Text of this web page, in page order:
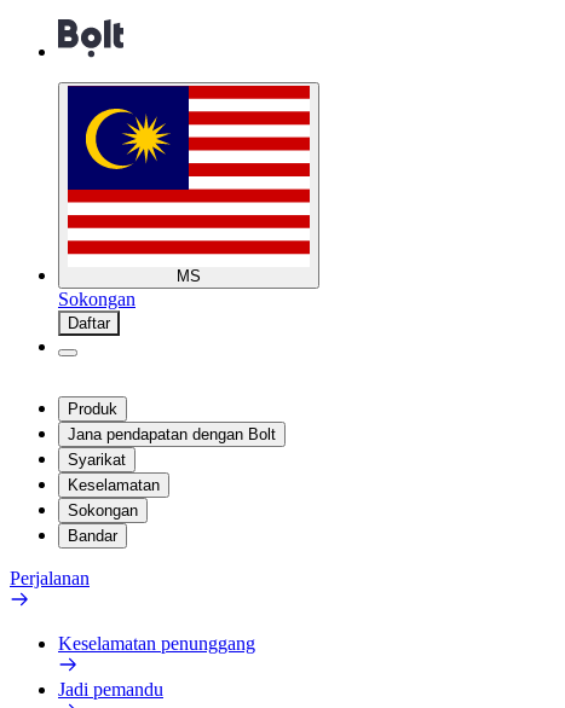
MS
Sokongan
Daftar
Produk
Jana pendapatan dengan Bolt
Syarikat
Keselamatan
Sokongan
Bandar
Perjalanan
Keselamatan penunggang
Jadi pemandu